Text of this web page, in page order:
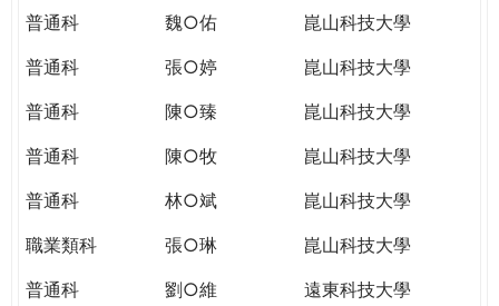
普通科
魏○佑
崑山科技大學
普通科
張○婷
崑山科技大學
普通科
陳○臻
崑山科技大學
普通科
陳○牧
崑山科技大學
普通科
林○斌
崑山科技大學
職業類科
張○琳
崑山科技大學
普通科
劉○維
遠東科技大學